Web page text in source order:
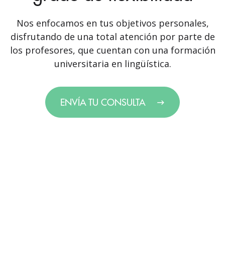
Nos enfocamos en tus objetivos personales,
disfrutando de una total atención por parte de
los profesores, que cuentan con una formación
universitaria en lingüística.
ENVÍA TU CONSULTA